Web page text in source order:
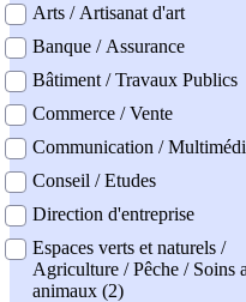
Arts / Artisanat d'art
Banque / Assurance
Bâtiment / Travaux Publics
Commerce / Vente
Communication /
Conseil / Etudes
Direction d'entreprise
Espaces verts et naturels /
Agriculture / Pêche / Soins
animaux (2)